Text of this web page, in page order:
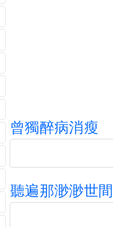
曾獨醉病消瘦
聽遍那渺渺世間